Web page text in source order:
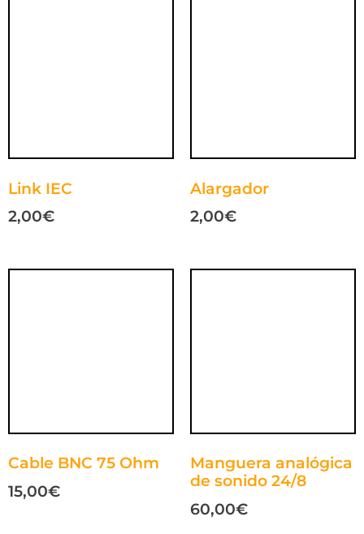
Link IEC
2,00€
Alargador
2,00€
Cable BNC 75 Ohm
15,00€
Manguera analógica
de sonido 24/8
60,00€